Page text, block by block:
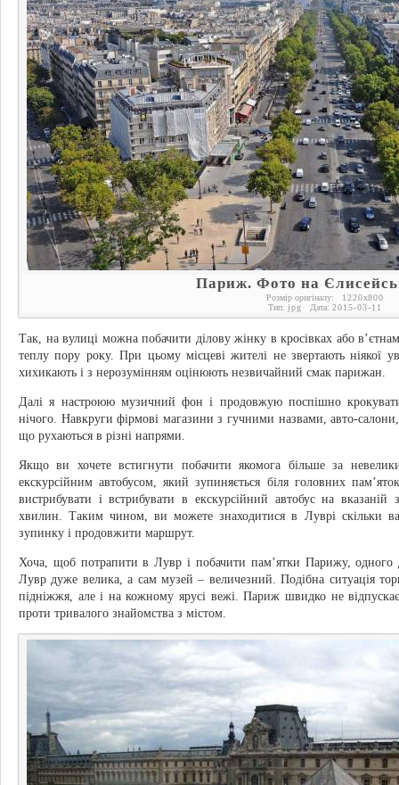
Париж. Фото на
Розмір оригіналу: 1220x800
Тип: jpg Дата: 2015-03-11
Так, на вулиці можна побачити ділову жінку в кросівках або
теплу пору року. При цьому місцеві жителі не звертають ніякої
хихикають і з нерозумінням оцінюють незвичайний смак парижан.
Далі я настроюю музичний фон і продовжую поспішно
нічого. Навкруги фірмові магазини з гучними назвами, авто-
що рухаються в різні напрями.
Якщо ви хочете встигнути побачити якомога більше за
екскурсійним автобусом, який зупиняється біля головних
вистрибувати і встрибувати в екскурсійний автобус на
хвилин. Таким чином, ви можете знаходитися в Луврі скільки
зупинку і продовжити маршрут.
Хоча, щоб потрапити в Лувр і побачити пам’ятки Парижу, одного
Лувр дуже велика, а сам музей – величезний. Подібна ситуація
підніжжя, але і на кожному ярусі вежі. Париж швидко не
проти тривалого знайомства з містом.